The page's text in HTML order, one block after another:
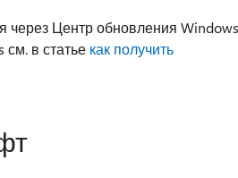
через Центр обновления
в статье как получить